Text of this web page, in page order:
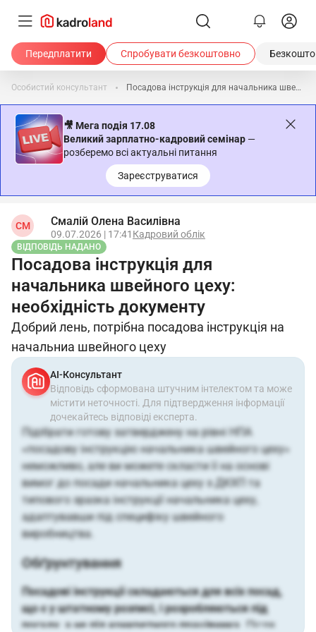
Передплатити Спробувати безкоштовно
Особистий консультант Посадова інструкція для начальника швейного цеху: необхідність документу
🎥 Мега подія 17.08
Великий зарплатно-кадровий семінар —
розберемо всі актуальні питання
Зареєструватися
СМ Смалій Олена Василівна
09.07.2026 | 17:41 Кадровий облік
ВІДПОВІДЬ НАДАНО
Посадова інструкція для
начальника швейного цеху:
необхідність документу
Добрий лень, потрібна посадова інструкція на
начальниа швейного цеху
АІ-Консультант
Відповідь сформована штучним інтелектом та може
містити неточності. Для підтвердження інформації
дочекайтесь відповіді експерта.
Підібрати готову затверджену на рівні НПА
«посадову інструкцію начальника швейного цеху»
неможливо, але ви можете скласти її на основі
вимог до посади начальника цеху з ДКХП та
типового зразка інструкції начальника цеху,
адаптувавши під специфіку швейного
виробництва.
Обґрунтування
Посадові інструкції складаються для всіх посад,
що є у штатному розписі, і розробляються під
посаду, а не під конкретного працівника. Після